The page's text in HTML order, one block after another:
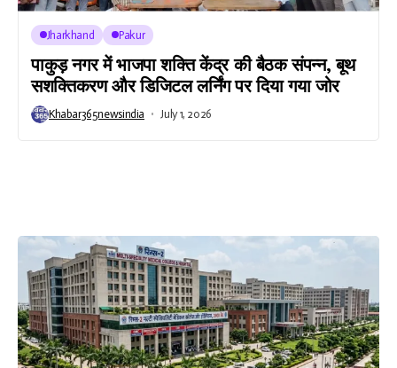
Jharkhand Pakur
पाकुड़ नगर में भाजपा शक्ति केंद्र की बैठक संपन्न, बूथ
सशक्तिकरण और डिजिटल लर्निंग पर दिया गया जोर
Khabar365newsindia July 1, 2026